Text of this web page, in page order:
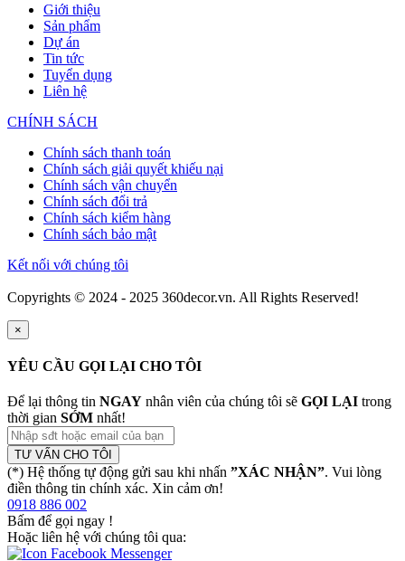
Giới thiệu
Sản phẩm
Dự án
Tin tức
Tuyển dụng
Liên hệ
CHÍNH SÁCH
Chính sách thanh toán
Chính sách giải quyết khiếu nại
Chính sách vận chuyển
Chính sách đổi trả
Chính sách kiểm hàng
Chính sách bảo mật
Kết nối với chúng tôi
Copyrights © 2024 - 2025 360decor.vn. All Rights Reserved!
×
YÊU CẦU GỌI LẠI CHO TÔI
Để lại thông tin NGAY nhân viên của chúng tôi sẽ GỌI LẠI trong
thời gian SỚM nhất!
TƯ VẤN CHO TÔI
(*) Hệ thống tự động gửi sau khi nhấn ”XÁC NHẬN”. Vui lòng
điền thông tin chính xác. Xin cảm ơn!
0918 886 002
Bấm để gọi ngay !
Hoặc liên hệ với chúng tôi qua: